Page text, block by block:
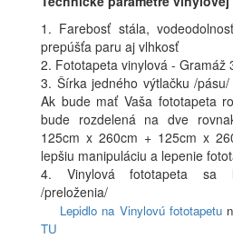
1. Farebosť stála,
prepúšťa paru aj vlhkosť
2. Fototapeta vinylová - Gramáž
3. Šírka jedného výtlačku /
Ak bude mať Vaša fototapeta
bude rozdelená na dve
125cm x 260cm + 125cm x
lepšiu manipuláciu a lepenie
4. Vinylová fototapeta sa
/preloženia/
Lepidlo na Vinylovú fototapetu
TU